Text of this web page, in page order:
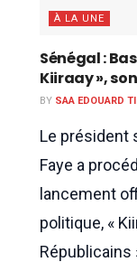
À LA UNE
Sénégal :
Kiiraay »,
BY SAA EDOUARD
Le président
Faye a
lancement
politique, «
Républicains